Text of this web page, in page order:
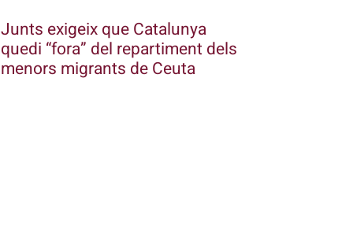
Junts exigeix que Catalunya
quedi “fora” del repartiment dels
menors migrants de Ceuta